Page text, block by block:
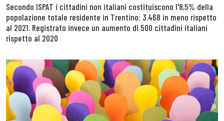
Secondo ISPAT i cittadini non italiani costituiscono l'8,5% della
popolazione totale residente in Trentino: 3.468 in meno rispetto
al 2021. Registrato invece un aumento di 500 cittadini italiani
rispetto al 2020